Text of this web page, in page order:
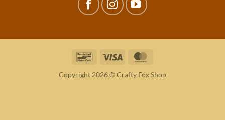
BancontactVisa
Copyright 2026 © Crafty Fox Shop